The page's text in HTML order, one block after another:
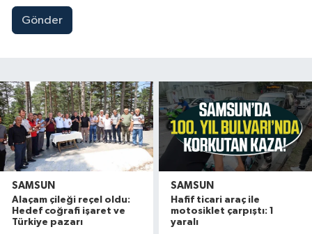
Gönder
SAMSUN
Alaçam çileği reçel oldu:
Hedef coğrafi işaret ve
Türkiye pazarı
SAMSUN
Hafif ticari araç ile
motosiklet çarpıştı: 1
yaralı